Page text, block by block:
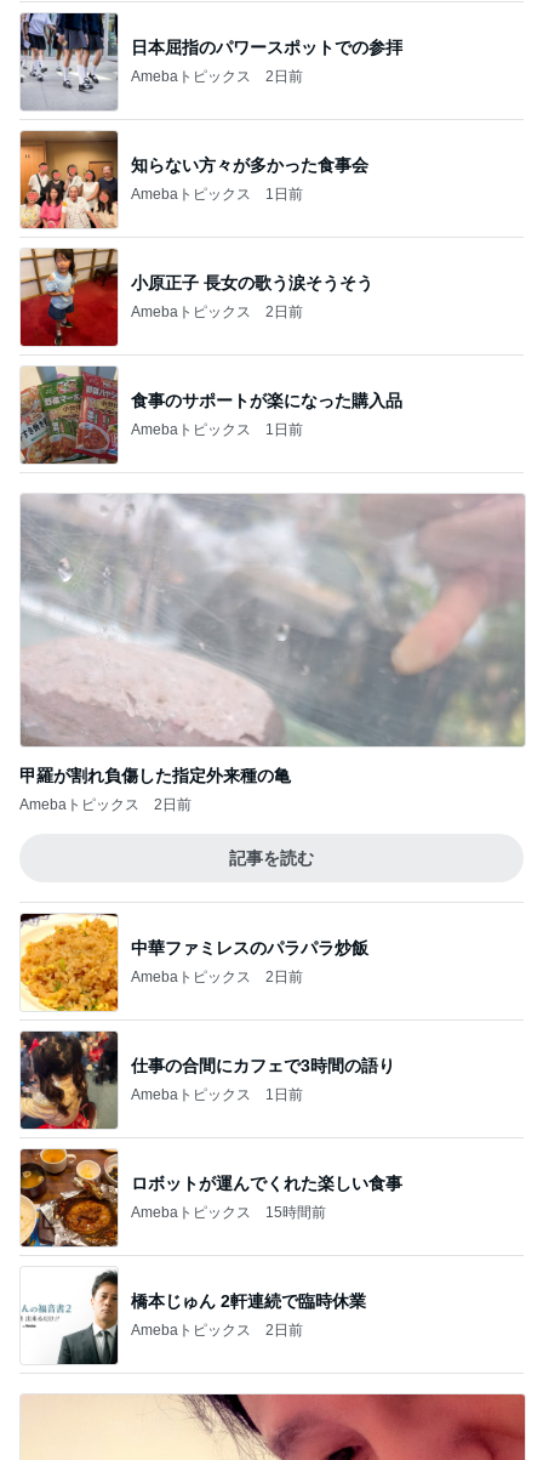
日本屈指のパワースポットでの参拝
Amebaトピックス 2日前
知らない方々が多かった食事会
Amebaトピックス 1日前
小原正子 長女の歌う涙そうそう
Amebaトピックス 2日前
食事のサポートが楽になった購入品
Amebaトピックス 1日前
甲羅が割れ負傷した指定外来種の亀
Amebaトピックス 2日前
記事を読む
中華ファミレスのパラパラ炒飯
Amebaトピックス 2日前
仕事の合間にカフェで3時間の語り
Amebaトピックス 1日前
ロボットが運んでくれた楽しい食事
Amebaトピックス 15時間前
橋本じゅん 2軒連続で臨時休業
Amebaトピックス 2日前